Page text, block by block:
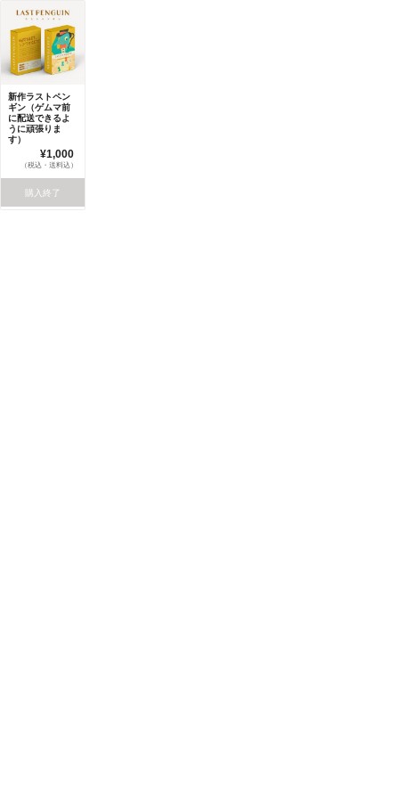
新作ラストペン
ギン（ゲムマ前
に配送できるよ
うに頑張りま
す）
¥1,000
（税込・送料込）
購入終了